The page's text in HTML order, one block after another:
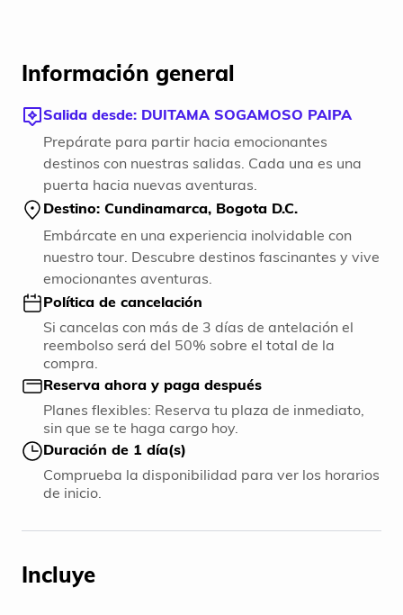
Información general
Salida desde: DUITAMA SOGAMOSO PAIPA
Prepárate para partir hacia emocionantes
destinos con nuestras salidas. Cada una es una
puerta hacia nuevas aventuras.
Destino: Cundinamarca, Bogota D.C.
Embárcate en una experiencia inolvidable con
nuestro tour. Descubre destinos fascinantes y vive
emocionantes aventuras.
Política de cancelación
Si cancelas con más de 3 días de antelación el
reembolso será del 50% sobre el total de la
compra.
Reserva ahora y paga después
Planes flexibles: Reserva tu plaza de inmediato,
sin que se te haga cargo hoy.
Duración de 1 día(s)
Comprueba la disponibilidad para ver los horarios
de inicio.
Incluye